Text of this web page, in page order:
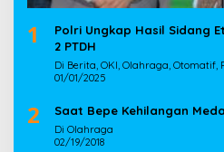
1
Polri Ungkap Hasil Sidang
2 PTDH
Di Berita, OKI, Olahraga, Otomatif,
01/01/2025
2 Saat Bepe Kehilangan
Di Olahraga
02/19/2018